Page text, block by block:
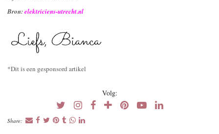
Bron:elektriciens-utrecht.nl
*Dit is een gesponsord artikel
Volg:
Share: